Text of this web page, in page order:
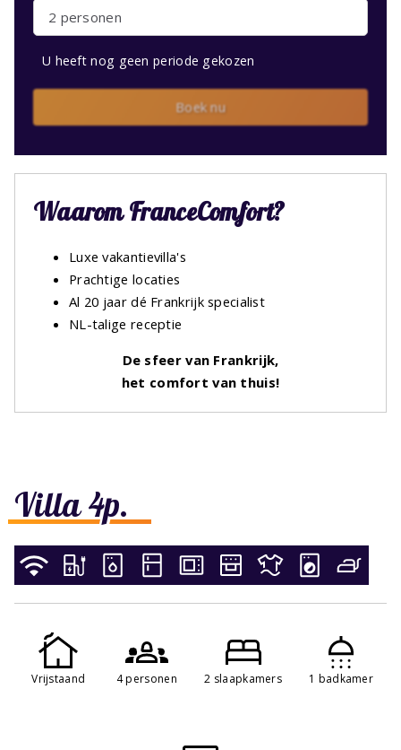
Villa 4p.
Vrijstaand 4 personen 2 slaapkamers 1 badkamer
2 personen
U heeft nog geen periode gekozen
Boek nu
Waarom FranceComfort?
Luxe vakantievilla's
Prachtige locaties
Al 20 jaar dé Frankrijk specialist
NL-talige receptie
De sfeer van Frankrijk,
het comfort van thuis!